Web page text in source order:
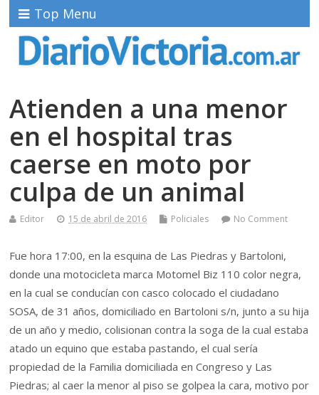
Top Menu
Atienden a una menor
en el hospital tras
caerse en moto por
culpa de un animal
Editor 15 de abril de 2016 Policiales No Comment
Fue hora 17:00, en la esquina de Las Piedras y Bartoloni,
donde una motocicleta marca Motomel Biz 110 color negra,
en la cual se conducían con casco colocado el ciudadano
SOSA, de 31 años, domiciliado en Bartoloni s/n, junto a su hija
de un año y medio, colisionan contra la soga de la cual estaba
atado un equino que estaba pastando, el cual sería
propiedad de la Familia domiciliada en Congreso y Las
Piedras; al caer la menor al piso se golpea la cara, motivo por